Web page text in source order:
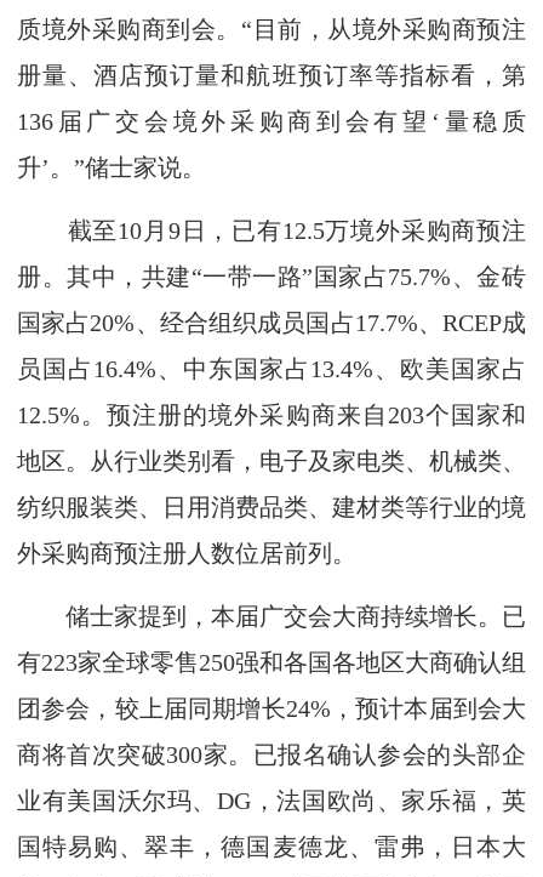
质境外采购商到会。“目前，从境外采购商预注
册量、酒店预订量和航班预订率等指标看，第
136届广交会境外采购商到会有望‘量稳质
升’。”储士家说。
截至10月9日，已有12.5万境外采购商预注
册。其中，共建“一带一路”国家占75.7%、金砖
国家占20%、经合组织成员国占17.7%、RCEP成
员国占16.4%、中东国家占13.4%、欧美国家占
12.5%。预注册的境外采购商来自203个国家和
地区。从行业类别看，电子及家电类、机械类、
纺织服装类、日用消费品类、建材类等行业的境
外采购商预注册人数位居前列。
储士家提到，本届广交会大商持续增长。已
有223家全球零售250强和各国各地区大商确认组
团参会，较上届同期增长24%，预计本届到会大
商将首次突破300家。已报名确认参会的头部企
业有美国沃尔玛、DG，法国欧尚、家乐福，英
国特易购、翠丰，德国麦德龙、雷弗，日本大